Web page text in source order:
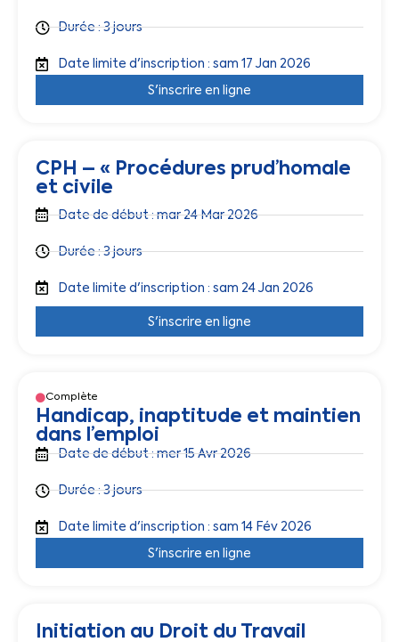
Durée : 3 jours
Date limite d'inscription : sam 17 Jan 2026
S'inscrire en ligne
CPH – « Procédures prud’homale
et civile
Date de début : mar 24 Mar 2026
Durée : 3 jours
Date limite d'inscription : sam 24 Jan 2026
S'inscrire en ligne
Handicap, inaptitude et maintien
dans l’emploi
Date de début : mer 15 Avr 2026
Durée : 3 jours
Date limite d'inscription : sam 14 Fév 2026
S'inscrire en ligne
Complète
Initiation au Droit du Travail